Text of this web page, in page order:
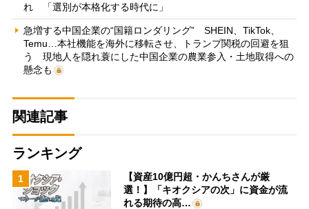
れ 「選別が本格化する時代に」
急増する中国企業の“国籍ロンダリング” SHEIN、TikTok、
Temu…本社機能を海外に移転させ、トランプ関税の回避を狙
う 現地人を隠れ蓑にした中国企業の農業参入・土地取得への
懸念も
関連記事
ランキング
1
【資産10億円超・かんちさんが厳
選！】「キオクシアの次」に資金が流
れる期待の高…